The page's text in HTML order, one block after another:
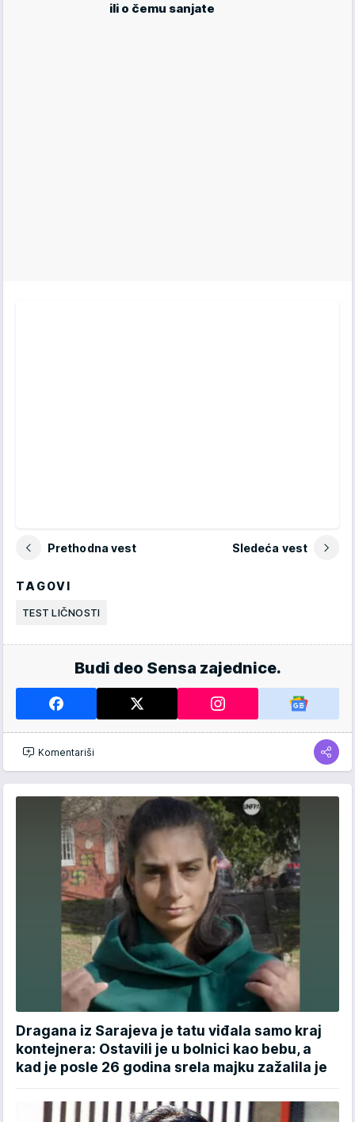
ili o čemu sanjate
Prethodna vest Sledeća vest
TAGOVI
TEST LIČNOSTI
Budi deo Sensa zajednice.
Komentariši
Dragana iz Sarajeva je tatu viđala samo kraj
kontejnera: Ostavili je u bolnici kao bebu, a
kad je posle 26 godina srela majku zažalila je